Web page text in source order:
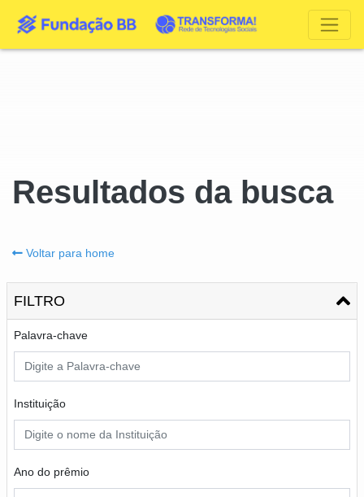
Resultados da busca
Voltar para home
FILTRO
Palavra-chave
Instituição
Ano do prêmio